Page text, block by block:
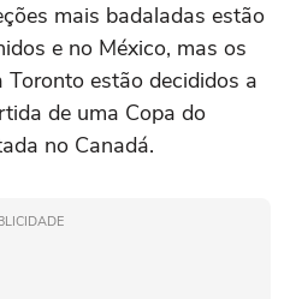
mais badaladas estão
e no México, mas os
estão decididos a
de uma Copa do
no Canadá.